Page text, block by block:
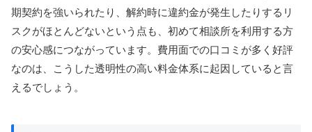
期契約を強いられたり、解約時に違約金が発生したりするリ
スクがほとんどないという点も、初めて相談所を利用する方
の安心感につながっています。費用面での口コミが多く好評
なのは、こうした透明性の高い料金体系に起因していると言
えるでしょう。